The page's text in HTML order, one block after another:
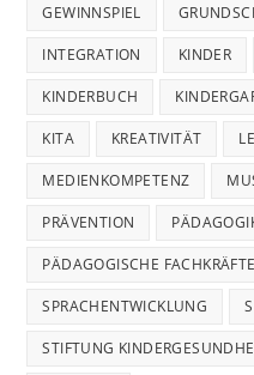
GEWINNSPIEL
INTEGRATION KINDER
KINDERBUCH
KITA KREATIVITÄT
MEDIENKOMPETENZ
PRÄVENTION
PÄDAGOGISCHE FACHKRÄFTE
SPRACHENTWICKLUNG
STIFTUNG